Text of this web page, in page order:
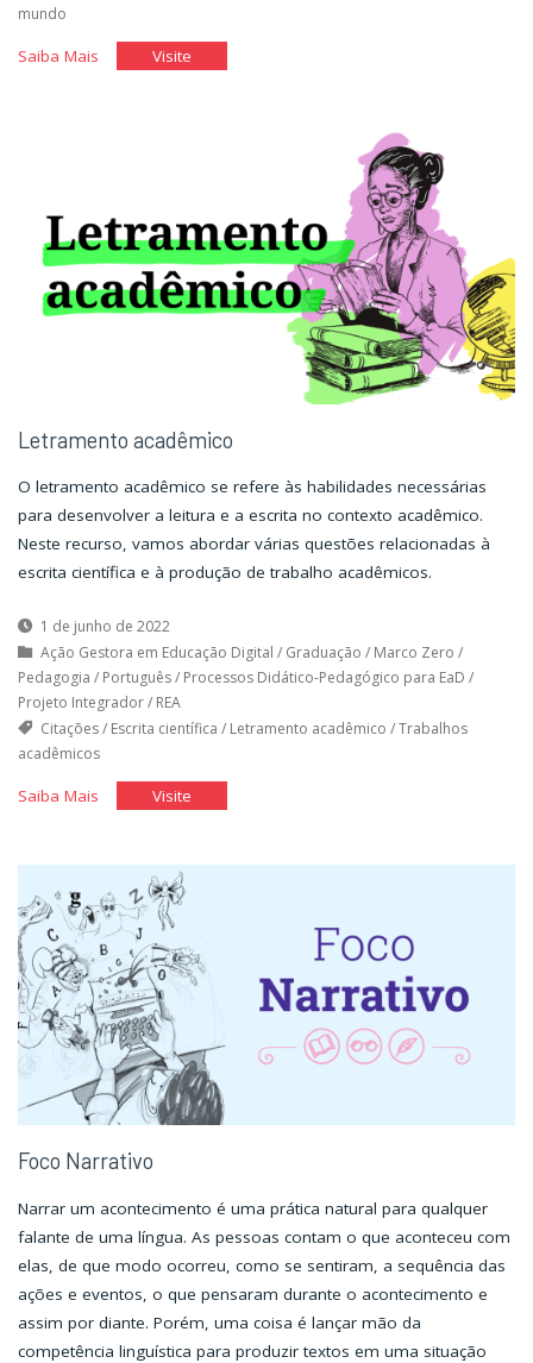
mundo
Saiba Mais"O
Visite"O
Letramento acadêmico
O letramento acadêmico se refere às habilidades necessárias
para desenvolver a leitura e a escrita no contexto acadêmico.
Neste recurso, vamos abordar várias questões relacionadas à
escrita científica e à produção de trabalho acadêmicos.
1 de junho de 2022
Ação Gestora em Educação Digital / Graduação / Marco Zero /
Pedagogia / Português/ Processos Didático-Pedagógico para EaD /
Projeto Integrador/ REA
Citações/ Escrita científica / Letramento acadêmico /Trabalhos
acadêmicos
Saiba Mais"Letramento
Visite"Letramento
Foco Narrativo
Narrar um acontecimento é uma prática natural para qualquer
falante de uma língua. As pessoas contam o que aconteceu com
elas, de que modo ocorreu, como se sentiram, a sequência das
ações e eventos, o que pensaram durante o acontecimento e
assim por diante. Porém, uma coisa é lançar mão da
competência linguística para produzir textos em uma situação